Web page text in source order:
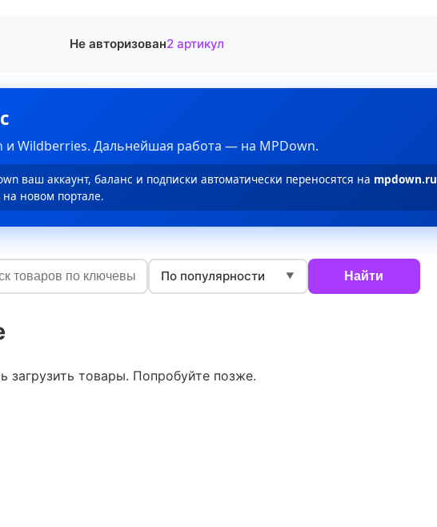
Не авторизован2 артикул
Wildberries. Дальнейшая работа — на MPDown.
ваш аккаунт, баланс и подписки автоматически переносятся на mpdown.ru
новом портале.
По популярности ▼ Найти
загрузить товары. Попробуйте позже.